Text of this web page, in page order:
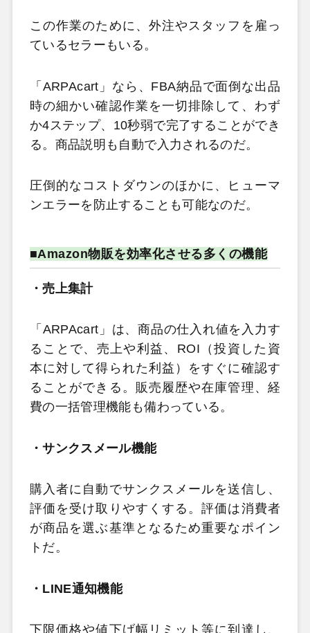
この作業のために、外注やスタッフを雇っ
ているセラーもいる。
「ARPAcart」なら、FBA納品で面倒な出品
時の細かい確認作業を一切排除して、わず
か4ステップ、10秒弱で完了することができ
る。商品説明も自動で入力されるのだ。
圧倒的なコストダウンのほかに、ヒューマ
ンエラーを防止することも可能なのだ。
■Amazon物販を効率化させる多くの機能
・売上集計
「ARPAcart」は、商品の仕入れ値を入力す
ることで、売上や利益、ROI（投資した資
本に対して得られた利益）をすぐに確認す
ることができる。販売履歴や在庫管理、経
費の一括管理機能も備わっている。
・サンクスメール機能
購入者に自動でサンクスメールを送信し、
評価を受け取りやすくする。評価は消費者
が商品を選ぶ基準となるため重要なポイン
トだ。
・LINE通知機能
下限価格や値下げ幅リミット等に到達し、